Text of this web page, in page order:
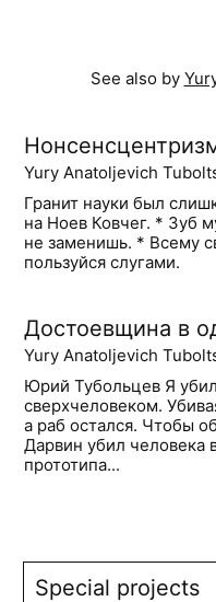
See also by
Yury Anatoljevich
Гранит науки был
на Ноев Ковчег. * Зуб
не заменишь. * Всему
пользуйся слугами.
Достоевщина в
Yury Anatoljevich
Юрий Тубольцев Я
сверхчеловеком.
а раб остался. Чтобы
Дарвин убил человека
прототипа...
Special projects